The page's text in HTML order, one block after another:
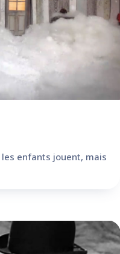
enfants jouent, mais